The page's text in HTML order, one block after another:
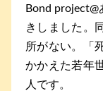
Bond
きしました。
所がない。「
かかえた若年
人です。